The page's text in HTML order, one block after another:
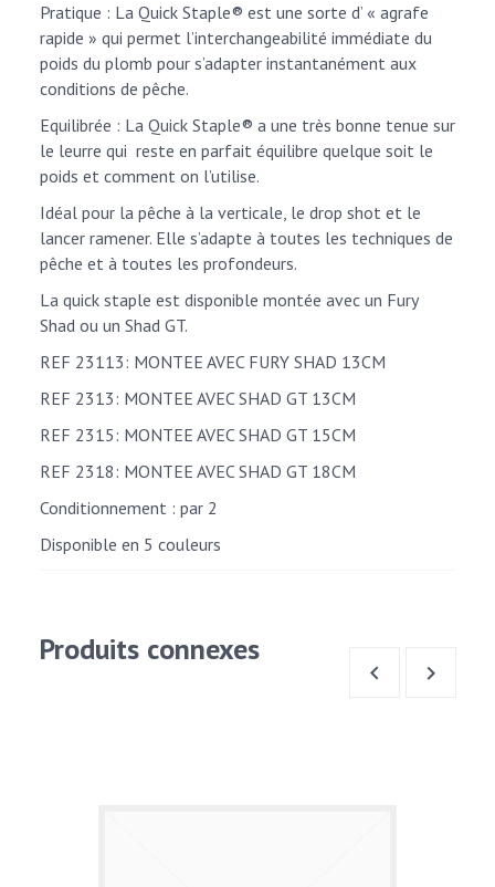
Pratique : La Quick Staple® est une sorte d’ « agrafe
rapide » qui permet l’interchangeabilité immédiate du
poids du plomb pour s’adapter instantanément aux
conditions de pêche.
Equilibrée : La Quick Staple® a une très bonne tenue sur
le leurre qui reste en parfait équilibre quelque soit le
poids et comment on l’utilise.
Idéal pour la pêche à la verticale, le drop shot et le
lancer ramener. Elle s’adapte à toutes les techniques de
pêche et à toutes les profondeurs.
La quick staple est disponible montée avec un Fury
Shad ou un Shad GT.
REF 23113: MONTEE AVEC FURY SHAD 13CM
REF 2313: MONTEE AVEC SHAD GT 13CM
REF 2315: MONTEE AVEC SHAD GT 15CM
REF 2318: MONTEE AVEC SHAD GT 18CM
Conditionnement : par 2
Disponible en 5 couleurs
Produits connexes